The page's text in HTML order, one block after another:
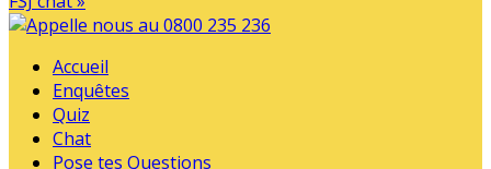
Accueil
Enquêtes
Quiz
Chat
Pose tes Questions